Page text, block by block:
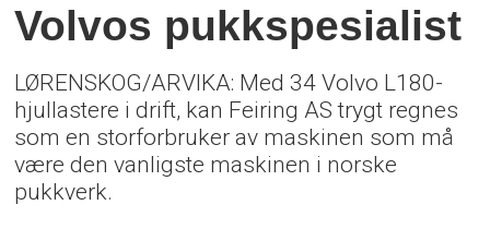
Volvos pukkspesialist
LØRENSKOG/ARVIKA: Med 34 Volvo L180-
hjullastere i drift, kan Feiring AS trygt regnes
som en storforbruker av maskinen som må
være den vanligste maskinen i norske
pukkverk.